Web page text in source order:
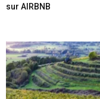
sur AIRBNB